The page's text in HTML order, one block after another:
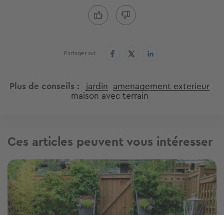
Partager sur
Plus de conseils jardin amenagement exterieur
maison avec terrain
Ces articles peuvent vous intéresser
Image